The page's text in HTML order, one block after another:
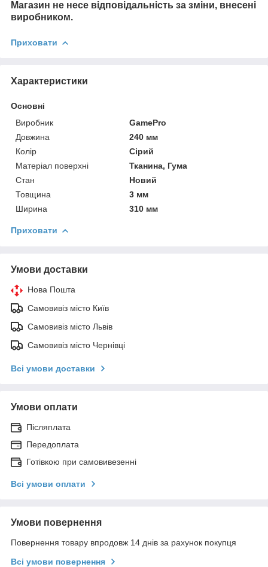
Магазин не несе відповідальність за зміни, внесені
виробником.
Приховати
Характеристики
Основні
Виробник
GamePro
Довжина
240 мм
Колір
Сірий
Матеріал поверхні
Тканина, Гума
Стан
Новий
Товщина
3 мм
Ширина
310 мм
Приховати
Умови доставки
Нова Пошта
Самовивіз місто Київ
Самовивіз місто Львів
Самовивіз місто Чернівці
Всі умови доставки
Умови оплати
Післяплата
Передоплата
Готівкою при самовивезенні
Всі умови оплати
Умови повернення
Повернення товару впродовж 14 днів за рахунок покупця
Всі умови повернення